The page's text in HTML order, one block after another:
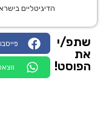
הדיגיטליים
שתפ/י
את
הפוסט!